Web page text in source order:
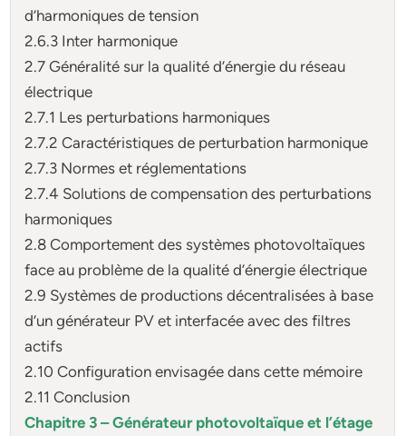
d’harmoniques de tension
2.6.3 Inter harmonique
2.7 Généralité sur la qualité d’énergie du réseau
électrique
2.7.1 Les perturbations harmoniques
2.7.2 Caractéristiques de perturbation harmonique
2.7.3 Normes et réglementations
2.7.4 Solutions de compensation des perturbations
harmoniques
2.8 Comportement des systèmes photovoltaïques
face au problème de la qualité d’énergie électrique
2.9 Systèmes de productions décentralisées à base
d’un générateur PV et interfacée avec des filtres
actifs
2.10 Configuration envisagée dans cette mémoire
2.11 Conclusion
Chapitre 3 – Générateur photovoltaïque et l’étage